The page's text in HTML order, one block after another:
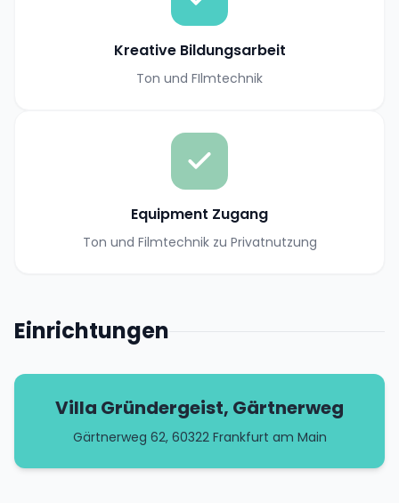
Kreative Bildungsarbeit
Ton und FIlmtechnik
Equipment Zugang
Ton und Filmtechnik zu Privatnutzung
Einrichtungen
Villa Gründergeist, Gärtnerweg
Gärtnerweg 62, 60322 Frankfurt am Main